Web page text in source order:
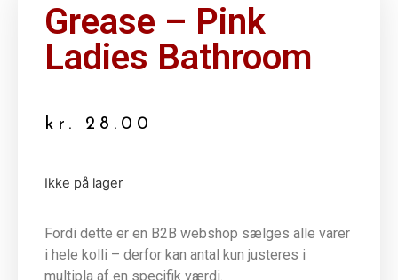
Grease – Pink
Ladies Bathroom
kr. 28.00
Ikke på lager
Fordi dette er en B2B webshop sælges alle varer
i hele kolli – derfor kan antal kun justeres i
multipla af en specifik værdi.